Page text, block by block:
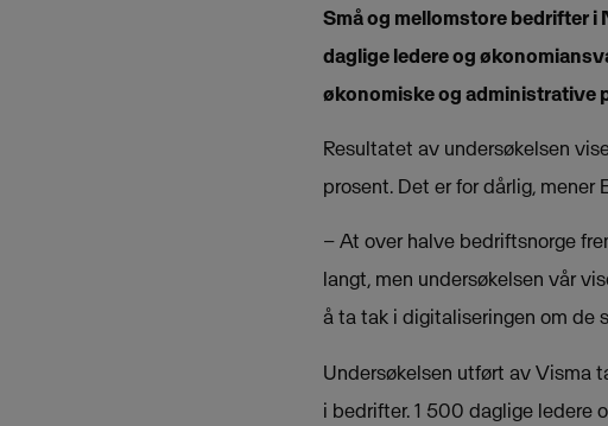
Små og mellomstore bedrifter
daglige ledere og
økonomiske og administrative
Resultatet av undersøkelsen
prosent. Det er for dårlig,
– At over halve bedriftsnorge
langt, men undersøkelsen vår
å ta tak i digitaliseringen om de
Undersøkelsen utført av Visma
i bedrifter. 1 500 daglige ledere